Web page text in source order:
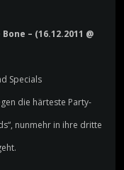
– (16.12.2011 @
Specials
die härteste Party-
nunmehr in ihre dritte